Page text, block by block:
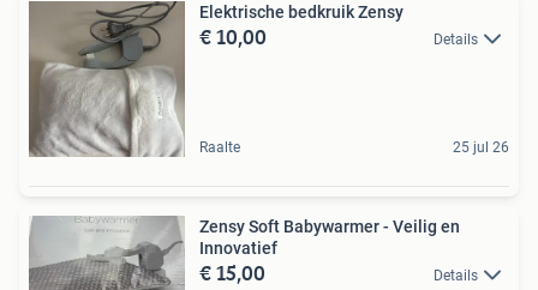
Elektrische bedkruik Zensy
€ 10,00 Details
Raalte 25 jul 26
Zensy Soft Babywarmer - Veilig en
Innovatief
€ 15,00 Details